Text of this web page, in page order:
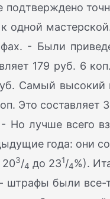
подтверждено
одной
- Были
179 руб. 6
Самый высокий
Это составляет
Но лучше всего
года: они
203/4 до 231/4%).
штрафы были все-